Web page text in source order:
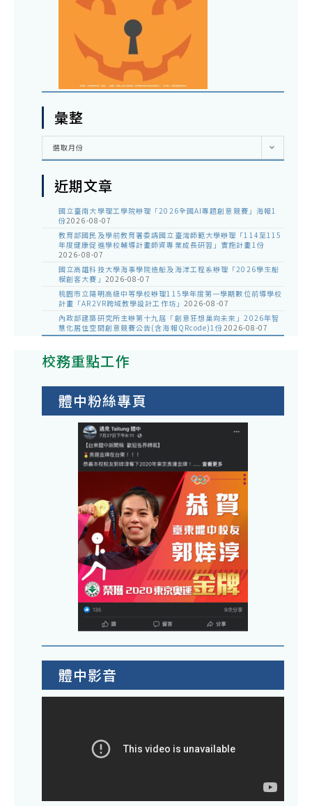
彙整
彙
選取月份
近期文章
國立臺南大學理工學院辦理「2026全國AI專題創意競賽」海報1
份2026-08-07
教育部國民及學前教育署委請國立臺灣師範大學辦理「114至115
年度健康促進學校輔導計畫師資專業成長研習」實施計畫1份
2026-08-07
國立高雄科技大學海事學院造船及海洋工程系辦理「2026學生船
模創客大賽」 2026-08-07
桃園市立陽明高級中等學校辦理115學年度第一學期數位前導學校
計畫「AR2VR跨域教學設計工作坊」 2026-08-07
內政部建築研究所主辦第十九屆「創意狂想巢向未來」2026年智
慧化居住空間創意競賽公告(含海報QRcode)1份2026-08-07
校務重點工作
體中粉絲專頁
體中影音